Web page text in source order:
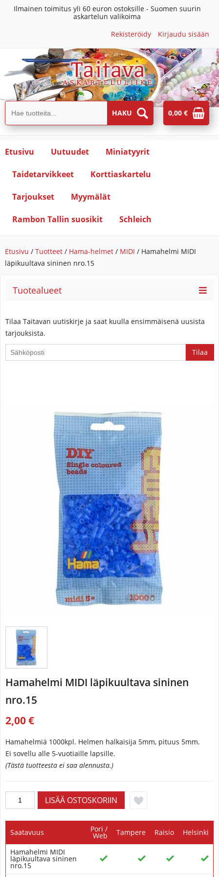
Ilmainen toimitus yli 60 euron ostoksille - Suomen suurin
askartelun valikoima
Rekisteröidy
Kirjaudu sisään
0,00 €
Etusivu Uutuudet Miniatyyrit
Taidetarvikkeet Korttiaskartelu
Tarjoukset Myymälät
Rambon Tallin suosikit Schleich
Etusivu / Tuotteet / Hama-helmet / MIDI / Hamahelmi MIDI
läpikuultava sininen nro.15
Tuotealueet
Tilaa Taitavan uutiskirje ja saat kuulla ensimmäisenä uusista
tarjouksista.
Hamahelmi MIDI läpikuultava sininen
nro.15
2,00 €
Hamahelmiä 1000kpl. Helmen halkaisija 5mm, pituus 5mm.
Ei sovellu alle 5-vuotiaille lapsille.
(Tästä tuotteesta ei saa alennusta.)
Saatavuus Pori /
Web Tampere Raisio Helsinki
Hamahelmi MIDI
läpikuultava sininen
nro.15